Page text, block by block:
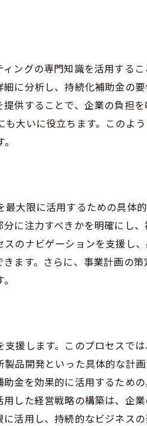
サルティングの支援内容
小規模事業者持続化補助金の
めの経営コンサルティングの
ングの専門知識を活用する
に分析し、持続化補助金の
供することで、企業の負担
大いに役立ちます。このよ
大限に活用するための具体
に注力すべきかを明確にし
のナビゲーションを支援し
ます。さらに、事業計画の
援します。このプロセスで
品開発といった具体的な計
金を効果的に活用するための
した経営戦略の構築は、企
活用し、持続的なビジネス